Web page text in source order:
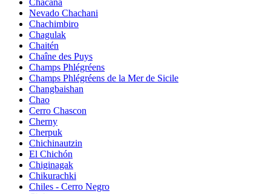
Nevado Chachani
Chachimbiro
Chagulak
Chaitén
Chaîne des Puys
Champs Phlégréens
Champs Phlégréens de la Mer de Sicile
Changbaishan
Chao
Cerro Chascon
Cherny
Cherpuk
Chichinautzin
El Chichón
Chiginagak
Chikurachki
Chiles - Cerro Negro